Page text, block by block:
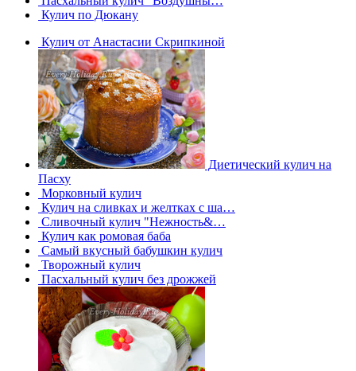
Кулич по Дюкану
Кулич от Анастасии Скрипкиной
Диетический кулич на
Пасху
Морковный кулич
Кулич на сливках и желтках с ша…
Сливочный кулич "Нежность&…
Кулич как ромовая баба
Самый вкусный бабушкин кулич
Творожный кулич
Пасхальный кулич без дрожжей